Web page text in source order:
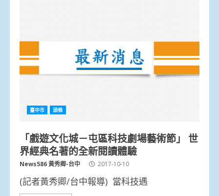
臺中市 頭條
「戲遊文化城－屯區科技劇場藝術節」 世
界經典名著的全新閱讀體驗
News586 黃秀卿-台中 2017-10-10
(記者黃秀卿/台中報導) 當科技遇